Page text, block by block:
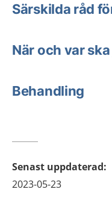
Särskilda råd
När och var
Behandling
Senast uppdaterad:
2023-05-23